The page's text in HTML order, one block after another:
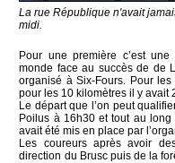
La rue République n'avait
midi.
Pour une première c’est
monde face au succès de de
organisé à Six-Fours. Pour
pour les 10 kilomètres il y avait
Le départ que l’on peut
Poilus à 16h30 et tout au long
avait été mis en place par
Les coureurs après avoir
direction du Brusc puis de la